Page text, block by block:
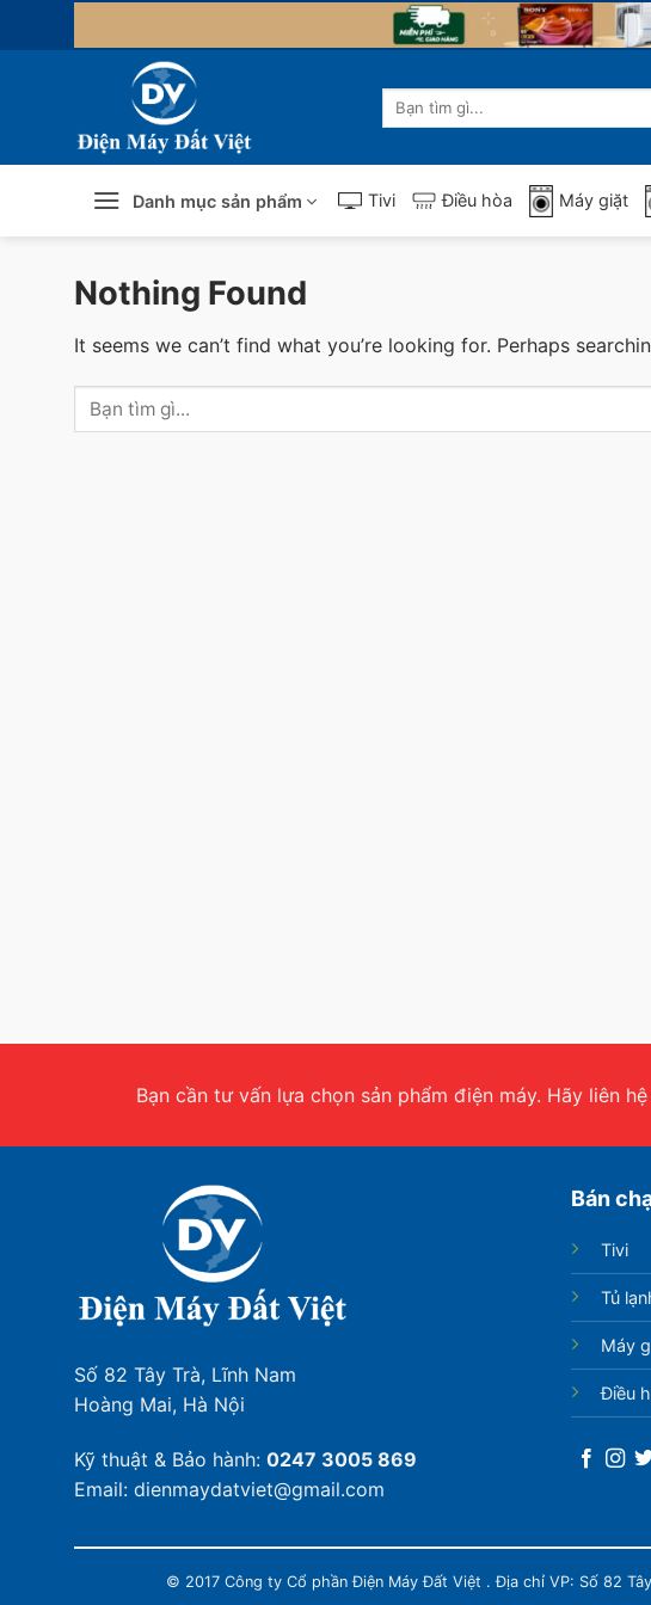
Tìm
kiếm:
Danh mục sản phẩm Tivi Điều hòa Máy giặt
Nothing Found
It seems we can’t find what you’re looking for. Perhaps
Bạn cần tư vấn lựa chọn sản phẩm điện máy. Hãy liên
Số 82 Tây Trà, Lĩnh Nam
Hoàng Mai, Hà Nội
Kỹ thuật & Bảo hành: 0247 3005 869
Email: dienmaydatviet@gmail.com
Bán
Tivi
Tủ
Máy
Điều
© 2017 Công ty Cổ phần Điện Máy Đất Việt . Địa chỉ VP: Số 82